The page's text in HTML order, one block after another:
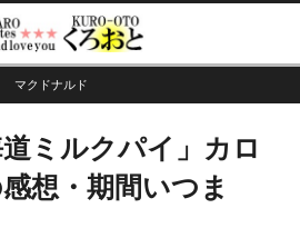
マクドナルド
ミルクパイ」カロ
想・期間いつま